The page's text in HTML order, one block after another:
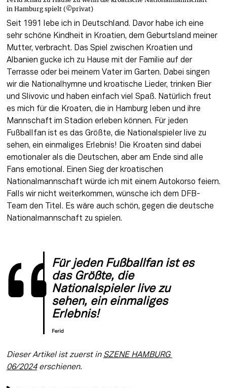
in Hamburg spielt (©privat)
Seit 1991 lebe ich in Deutschland. Davor habe ich eine
sehr schöne Kindheit in Kroatien, dem Geburtsland meiner
Mutter, verbracht. Das Spiel zwischen Kroatien und
Albanien gucke ich zu Hause mit der Familie auf der
Terrasse oder bei meinem Vater im Garten. Dabei singen
wir die Nationalhymne und kroatische Lieder, trinken Bier
und Slivovic und haben einfach viel Spaß. Natürlich freut
es mich für die Kroaten, die in Hamburg leben und ihre
Mannschaft im Stadion erleben können. Für jeden
Fußballfan ist es das Größte, die Nationalspieler live zu
sehen, ein einmaliges Erlebnis! Die Kroaten sind dabei
emotionaler als die Deutschen, aber am Ende sind alle
Fans emotional. Einen Sieg der kroatischen
Nationalmannschaft würde ich mit einem Autokorso feiern.
Falls wir nicht weiterkommen, wünsche ich dem DFB-
Team den Titel. Es wäre auch schön, gegen die deutsche
Nationalmannschaft zu spielen.
Für jeden Fußballfan ist es
das Größte, die
Nationalspieler live zu
sehen, ein einmaliges
Erlebnis!
Ferid
Dieser Artikel ist zuerst in SZENE HAMBURG
06/2024 erschienen.